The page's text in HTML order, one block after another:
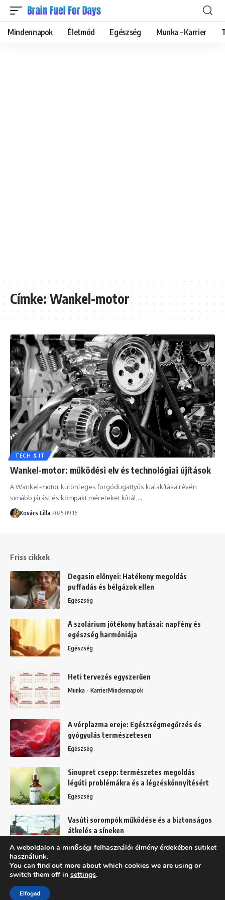
Mindennapok Életmód Egészség Munka – Karrier
Címke:Wankel-motor
TECH & IT
Wankel-motor: működési elv és technológiai újítások
A Wankel-motor különleges forgódugattyús kialakítása révén
simább járást és kompakt méreteket kínál,…
Kovács Lilla 2025.09.16.
Friss cikkek
Degasin előnyei: Hatékony megoldás
puffadás és bélgázok ellen
Egészség
A szolárium jótékony hatásai: napfény és
egészség harmóniája
Egészség
Heti tervezés egyszerűen
Munka - KarrierMindennapok
A vérplazma ereje: Egészségmegőrzés és
gyógyulás természetesen
Egészség
Sinupret csepp: természetes megoldás
légúti problémákra és a légzéskönnyítésért
Egészség
Vasúti sorompók működése és a biztonságos
átkelés a síneken
Mindennapok
Felhasználási feltételek
A weboldalon a minőségi felhasználói élmény érdekében sütiket
használunk.
You can find out more about which cookies we are using or
switch them off in settings.
Elfogad